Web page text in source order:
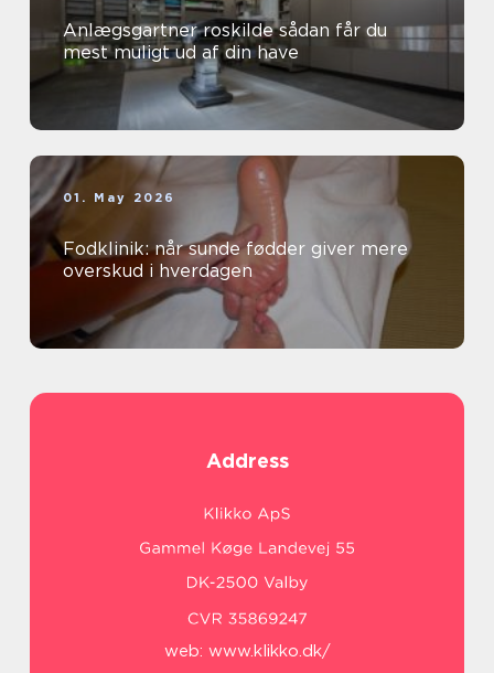
Anlægsgartner roskilde sådan får du
mest muligt ud af din have
01. May 2026
Fodklinik: når sunde fødder giver mere
overskud i hverdagen
Address
web: www.klikko.dk/